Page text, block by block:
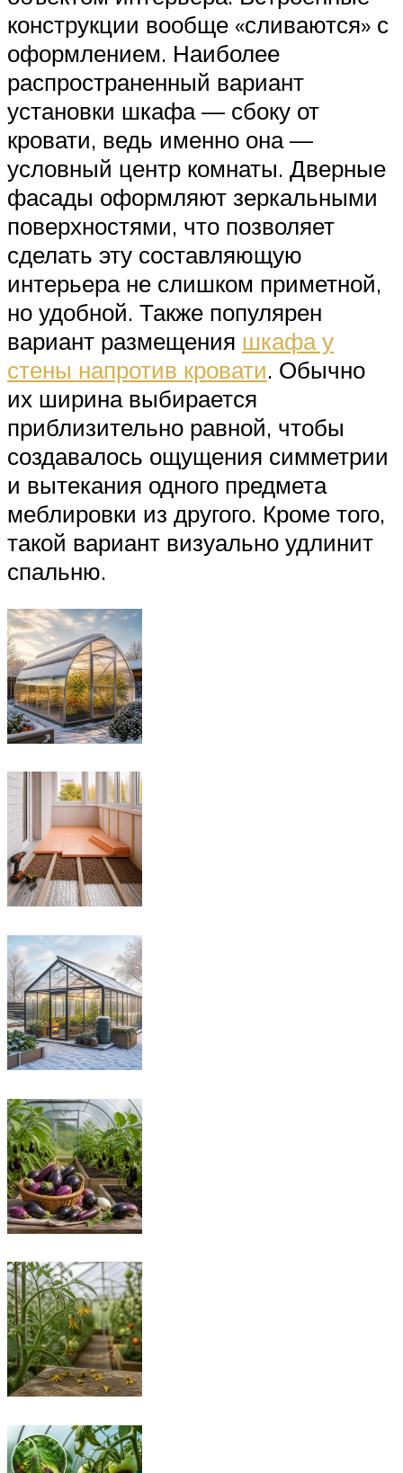
конструкции вообще «сливаются» с
оформлением. Наиболее
распространенный вариант
установки шкафа — сбоку от
кровати, ведь именно она —
условный центр комнаты. Дверные
фасады оформляют зеркальными
поверхностями, что позволяет
сделать эту составляющую
интерьера не слишком приметной,
но удобной. Также популярен
вариант размещения шкафа у
стены напротив кровати. Обычно
их ширина выбирается
приблизительно равной, чтобы
создавалось ощущения симметрии
и вытекания одного предмета
меблировки из другого. Кроме того,
такой вариант визуально удлинит
спальню.